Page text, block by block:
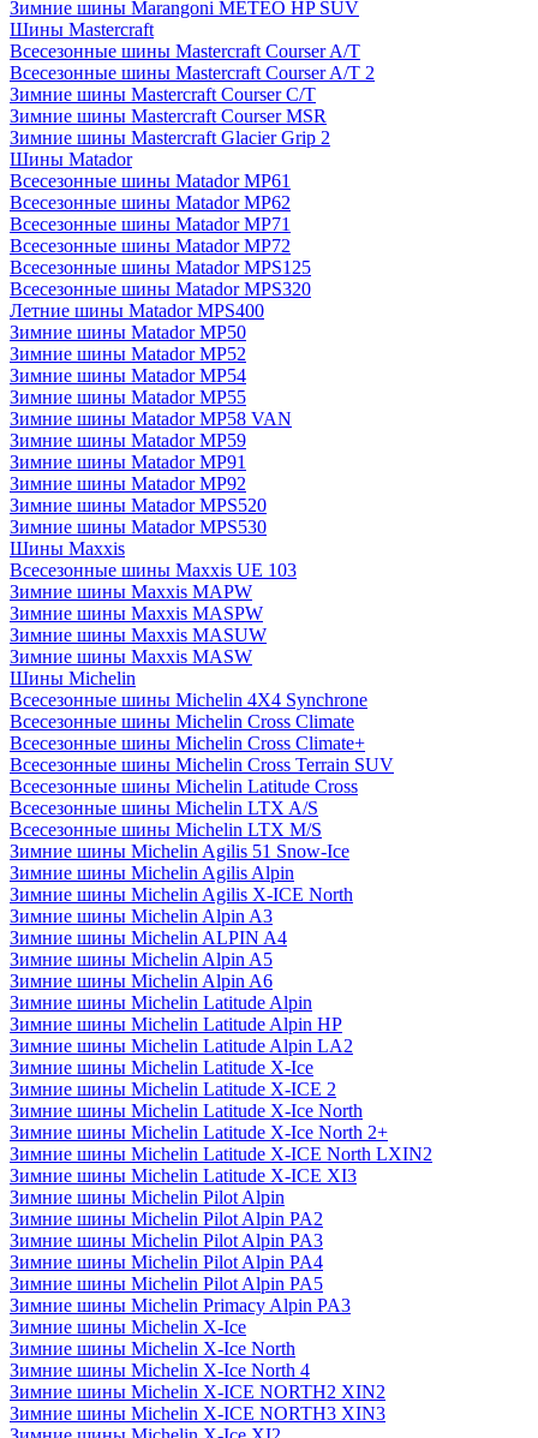
Зимние шины Marangoni METEO HP SUV
Шины Mastercraft
Всесезонные шины Mastercraft Courser A/T
Всесезонные шины Mastercraft Courser A/T 2
Зимние шины Mastercraft Courser C/T
Зимние шины Mastercraft Courser MSR
Зимние шины Mastercraft Glacier Grip 2
Шины Matador
Всесезонные шины Matador MP61
Всесезонные шины Matador MP62
Всесезонные шины Matador MP71
Всесезонные шины Matador MP72
Всесезонные шины Matador MPS125
Всесезонные шины Matador MPS320
Летние шины Matador MPS400
Зимние шины Matador MP50
Зимние шины Matador MP52
Зимние шины Matador MP54
Зимние шины Matador MP55
Зимние шины Matador MP58 VAN
Зимние шины Matador MP59
Зимние шины Matador MP91
Зимние шины Matador MP92
Зимние шины Matador MPS520
Зимние шины Matador MPS530
Шины Maxxis
Всесезонные шины Maxxis UE 103
Зимние шины Maxxis MAPW
Зимние шины Maxxis MASPW
Зимние шины Maxxis MASUW
Зимние шины Maxxis MASW
Шины Michelin
Всесезонные шины Michelin 4X4 Synchrone
Всесезонные шины Michelin Cross Climate
Всесезонные шины Michelin Cross Climate+
Всесезонные шины Michelin Cross Terrain SUV
Всесезонные шины Michelin Latitude Cross
Всесезонные шины Michelin LTX A/S
Всесезонные шины Michelin LTX M/S
Зимние шины Michelin Agilis 51 Snow-Ice
Зимние шины Michelin Agilis Alpin
Зимние шины Michelin Agilis X-ICE North
Зимние шины Michelin Alpin A3
Зимние шины Michelin ALPIN A4
Зимние шины Michelin Alpin A5
Зимние шины Michelin Alpin A6
Зимние шины Michelin Latitude Alpin
Зимние шины Michelin Latitude Alpin HP
Зимние шины Michelin Latitude Alpin LA2
Зимние шины Michelin Latitude X-Ice
Зимние шины Michelin Latitude X-ICE 2
Зимние шины Michelin Latitude X-Ice North
Зимние шины Michelin Latitude X-Ice North 2+
Зимние шины Michelin Latitude X-ICE North LXIN2
Зимние шины Michelin Latitude X-ICE XI3
Зимние шины Michelin Pilot Alpin
Зимние шины Michelin Pilot Alpin PA2
Зимние шины Michelin Pilot Alpin PA3
Зимние шины Michelin Pilot Alpin PA4
Зимние шины Michelin Pilot Alpin PA5
Зимние шины Michelin Primacy Alpin PA3
Зимние шины Michelin X-Ice
Зимние шины Michelin X-Ice North
Зимние шины Michelin X-Ice North 4
Зимние шины Michelin X-ICE NORTH2 XIN2
Зимние шины Michelin X-ICE NORTH3 XIN3